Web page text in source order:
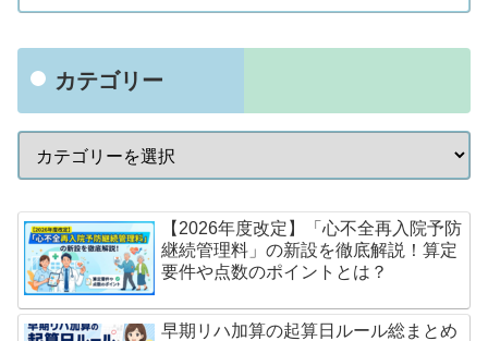
カテゴリー
【2026年度改定】「心不全再入院予防
継続管理料」の新設を徹底解説！算定
要件や点数のポイントとは？
早期リハ加算の起算日ルール総まとめ